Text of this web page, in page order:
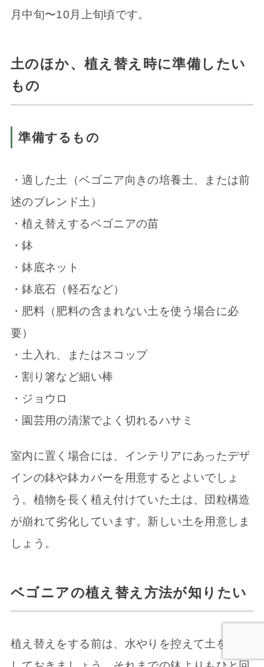
月中旬〜10月上旬頃です。
土のほか、植え替え時に準備したい
もの
準備するもの
・適した土（ベゴニア向きの培養土、または前
述のブレンド土）
・植え替えするベゴニアの苗
・鉢
・鉢底ネット
・鉢底石（軽石など）
・肥料（肥料の含まれない土を使う場合に必
要）
・土入れ、またはスコップ
・割り箸など細い棒
・ジョウロ
・園芸用の清潔でよく切れるハサミ
室内に置く場合には、インテリアにあったデザ
インの鉢や鉢カバーを用意するとよいでしょ
う。植物を長く植え付けていた土は、団粒構造
が崩れて劣化しています。新しい土を用意しま
しょう。
ベゴニアの植え替え方法が知りたい
植え替えをする前は、水やりを控えて土を乾か